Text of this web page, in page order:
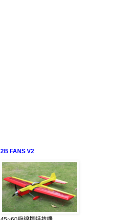
2B FANS V2